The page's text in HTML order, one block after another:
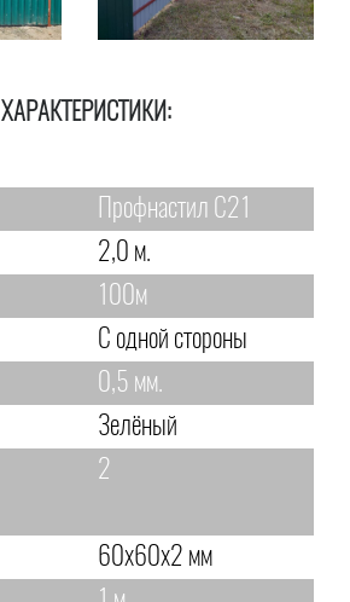
ХАРАКТЕРИСТИКИ:
Профнастил С21
2,0 м.
100м
С одной стороны
0,5 мм.
Зелёный
2
60х60х2 мм